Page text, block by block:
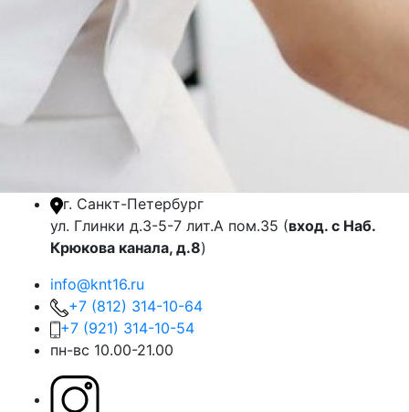
г. Санкт-Петербург
ул. Глинки д.3-5-7 лит.А пом.35 (вход. с Наб.
Крюкова канала, д.8)
info@knt16.ru
+7 (812) 314-10-64
+7 (921) 314-10-54
пн-вс 10.00-21.00